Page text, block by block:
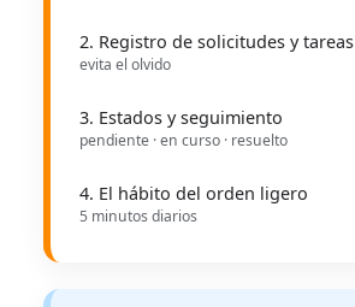
2. Registro de solicitudes y tareas
evita el olvido
3. Estados y seguimiento
pendiente · en curso · resuelto
4. El hábito del orden ligero
5 minutos diarios